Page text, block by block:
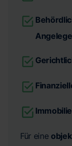
Für eine